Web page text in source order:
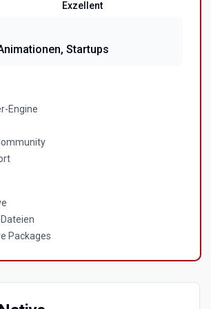
Exzellent
Startups
Engine
Packages